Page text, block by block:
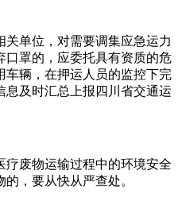
单位，对需要调集应急运力
口罩的，应委托具有资质的危
车辆，在押运人员的监控下完
息及时汇总上报四川省交通运
废物运输过程中的环境安全
，要从快从严查处。